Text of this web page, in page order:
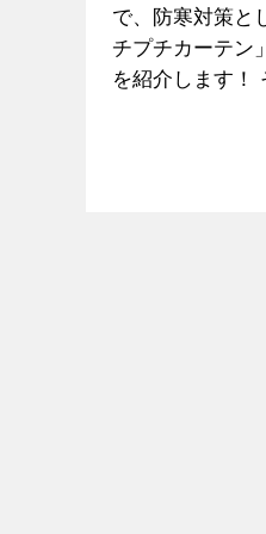
で、防寒対策と
チプチカーテン
を紹介します！